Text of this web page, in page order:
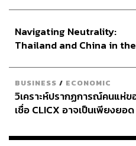
Navigating Neutrality:
Thailand and China in
BUSINESS / ECONOMIC
วิเคราะห์ปรากฏการณ์คนแห่
เชื่อ CLICX อาจเป็นเพียงยอด
เรือนไทยที่ถูกซุกไว้